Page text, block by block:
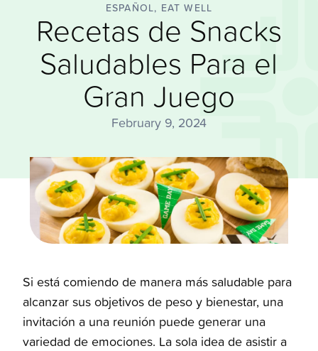
ESPAÑOL, EAT WELL
Recetas de Snacks
Saludables Para el
Gran Juego
February 9, 2024
Si está comiendo de manera más saludable para
alcanzar sus objetivos de peso y bienestar, una
invitación a una reunión puede generar una
variedad de emociones. La sola idea de asistir a